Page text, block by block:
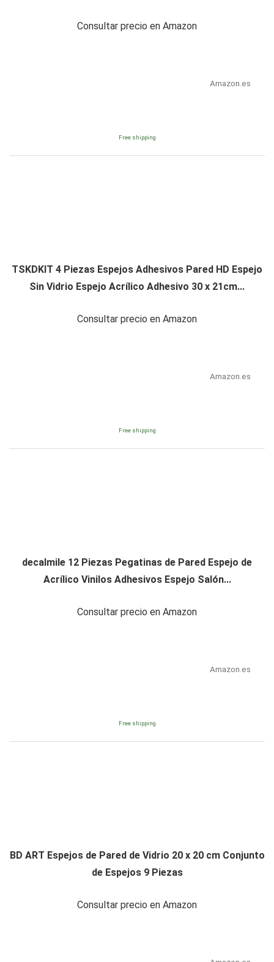
Consultar precio en Amazon
Amazon.es
Free shipping
TSKDKIT 4 Piezas Espejos Adhesivos Pared HD Espejo
Sin Vidrio Espejo Acrílico Adhesivo 30 x 21cm...
Consultar precio en Amazon
Amazon.es
Free shipping
decalmile 12 Piezas Pegatinas de Pared Espejo de
Acrílico Vinilos Adhesivos Espejo Salón...
Consultar precio en Amazon
Amazon.es
Free shipping
BD ART Espejos de Pared de Vidrio 20 x 20 cm Conjunto
de Espejos 9 Piezas
Consultar precio en Amazon